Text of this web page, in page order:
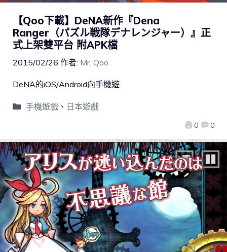
【Qoo下載】DeNA新作『Dena
Ranger（パズル戦隊デナレンジャー）』正
式上架雙平台 附APK檔
2015/02/26 作者: Mr. Qoo
0 0
DeNA的iOS/Android向手機遊
手機遊戲、 日本遊戲